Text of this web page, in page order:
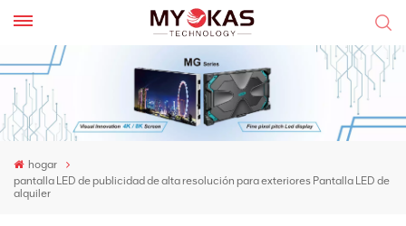
hogar
pantalla LED de publicidad de alta resolución para exteriores Pantalla LED de
alquiler